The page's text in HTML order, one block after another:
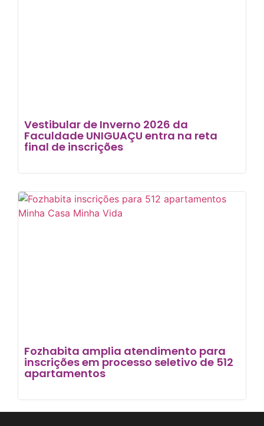
Vestibular de Inverno 2026 da
Faculdade UNIGUAÇU entra na reta
final de inscrições
Fozhabita amplia atendimento para
inscrições em processo seletivo de 512
apartamentos